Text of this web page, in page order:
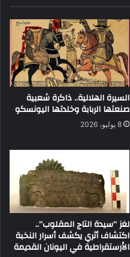
السيرة الهلالية.. ذاكرة شعبية
صنعتها الربابة وخلدتها اليونسكو
8 يوليو، 2026
لغز “سيدة التاج المقلوب”..
اكتشاف أثري يكشف أسرار النخبة
الأرستقراطية في اليونان القديمة